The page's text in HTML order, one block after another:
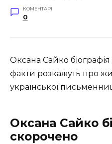
КОМЕНТАРІ
0
Оксана Сайко біографія
факти розкажуть про
української
Оксана Сайко
скорочено